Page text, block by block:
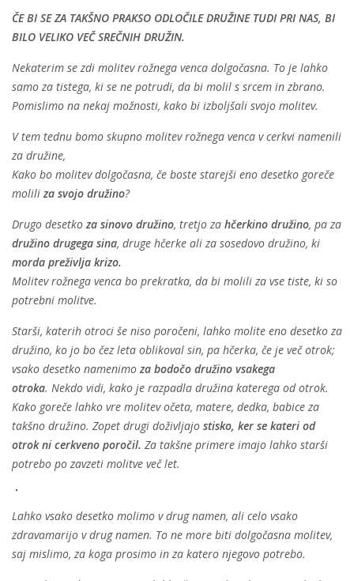
ČE BI SE ZA TAKŠNO PRAKSO ODLOČILE DRUŽINE TUDI PRI NAS, BI
BILO VELIKO VEČ SREČNIH DRUŽIN.
Nekaterim se zdi molitev rožnega venca dolgočasna. To je lahko
samo za tistega, ki se ne potrudi, da bi molil s srcem in zbrano.
Pomislimo na nekaj možnosti, kako bi izboljšali svojo molitev.
V tem tednu bomo skupno molitev rožnega venca v cerkvi namenili
za družine,
Kako bo molitev dolgočasna, če boste starejši eno desetko goreče
moliliza svojo družino?
Drugo desetkoza sinovo družino, tretjo za hčerkino družino, pa za
družino drugega sina, druge hčerke ali za sosedovo družino, ki
morda preživlja krizo.
Molitev rožnega venca bo prekratka, da bi molili za vse tiste, ki so
potrebni molitve.
Starši, katerih otroci še niso poročeni, lahko molite eno desetko za
družino, ko jo bo čez leta oblikoval sin, pa hčerka, če je več otrok;
vsako desetko namenimoza bodočo družino vsakega
otroka. Nekdo vidi, kako je razpadla družina katerega od otrok.
Kako goreče lahko vre molitev očeta, matere, dedka, babice za
takšno družino. Zopet drugi doživljajo stisko, ker se kateri od
otrok ni cerkveno poročil. Za takšne primere imajo lahko starši
potrebo po zavzeti molitve več let.
Lahko vsako desetko molimo v drug namen, ali celo vsako
zdravamarijo v drug namen. To ne more biti dolgočasna molitev,
saj mislimo, za koga prosimo in za katero njegovo potrebo.